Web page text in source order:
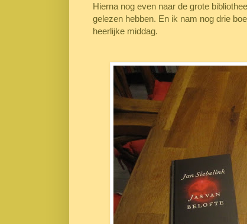
Hierna nog even naar de grote
gelezen hebben. En ik nam nog drie
heerlijke middag.